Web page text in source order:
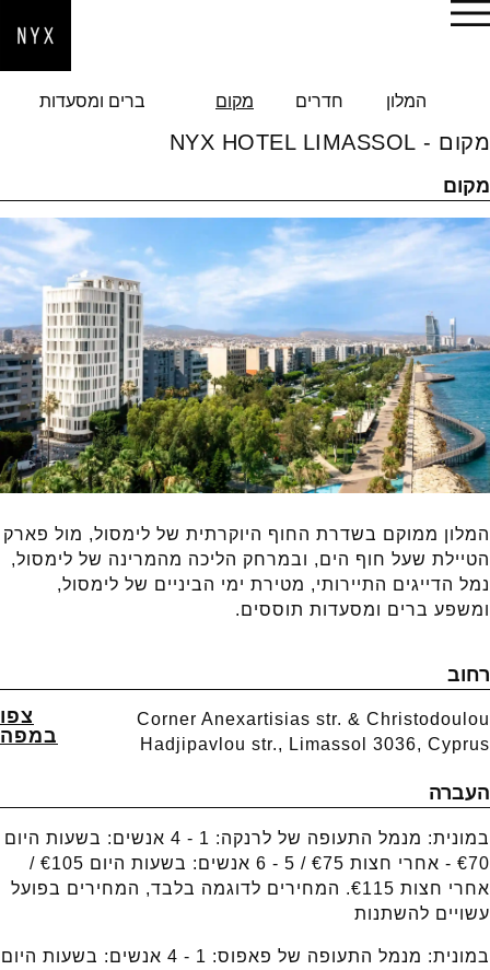
המלון חדרים מקום ברים ומסעדות
מקום - NYX HOTEL LIMASSOL
מקום
המלון ממוקם בשדרת החוף היוקרתית של לימסול, מול פארק
הטיילת שעל חוף הים, ובמרחק הליכה מהמרינה של לימסול,
נמל הדייגים התיירותי, מטירת ימי הביניים של לימסול,
ומשפע ברים ומסעדות תוססים.
רחוב
Corner Anexartisias str. & Christodoulou
Hadjipavlou str., Limassol 3036, Cyprus
צפו
במפה
העברה
במונית: מנמל התעופה של לרנקה: 1 - 4 אנשים: בשעות היום
€70 - אחרי חצות €75 / 5 - 6 אנשים: בשעות היום €105 /
אחרי חצות €115. המחירים לדוגמה בלבד, המחירים בפועל
עשויים להשתנות
במונית: מנמל התעופה של פאפוס: 1 - 4 אנשים: בשעות היום